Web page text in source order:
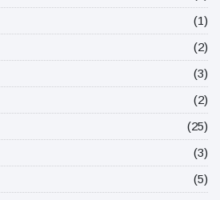
(1)
(2)
(3)
(2)
(25)
(3)
(5)